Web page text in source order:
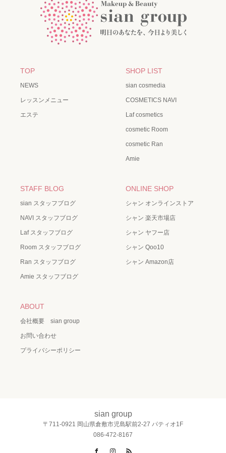
TOP
NEWS
レッスンメニュー
エステ
SHOP LIST
sian cosmedia
COSMETICS NAVI
Laf cosmetics
cosmetic Room
cosmetic Ran
Amie
STAFF BLOG
sian スタッフブログ
NAVI スタッフブログ
Laf スタッフブログ
Room スタッフブログ
Ran スタッフブログ
Amie スタッフブログ
ONLINE SHOP
シャン オンラインストア
シャン 楽天市場店
シャン ヤフー店
シャン Qoo10
シャン Amazon店
ABOUT
会社概要 sian group
お問い合わせ
プライバシーポリシー
sian group
〒711-0921 岡山県倉敷市児島駅前2-27 パティオ1F
086-472-8167
FacebookInstagram